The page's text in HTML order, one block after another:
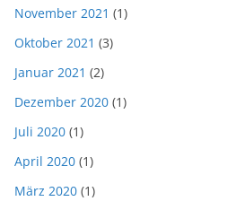
November 2021 (1)
Oktober 2021 (3)
Januar 2021 (2)
Dezember 2020 (1)
Juli 2020 (1)
April 2020 (1)
März 2020 (1)